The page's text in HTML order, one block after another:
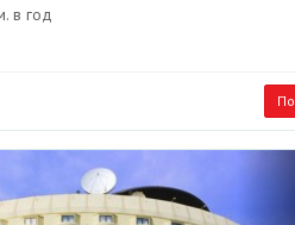
в год